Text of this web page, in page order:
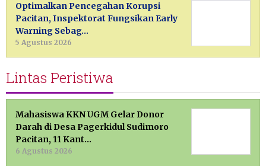
Optimalkan Pencegahan Korupsi
Pacitan, Inspektorat Fungsikan Early
Warning Sebag…
5 Agustus 2026
Lintas Peristiwa
Mahasiswa KKN UGM Gelar Donor
Darah di Desa Pagerkidul Sudimoro
Pacitan, 11 Kant…
6 Agustus 2026